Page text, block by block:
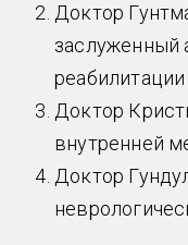
Доктор
заслуженный
Доктор
внутренней
Доктор